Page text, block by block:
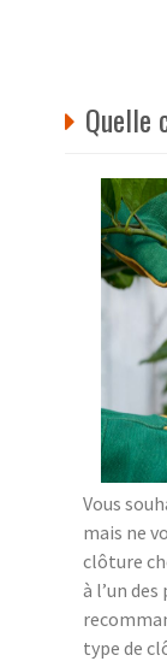
Quelle
Vous
mais ne
clôture
à l’un
type de